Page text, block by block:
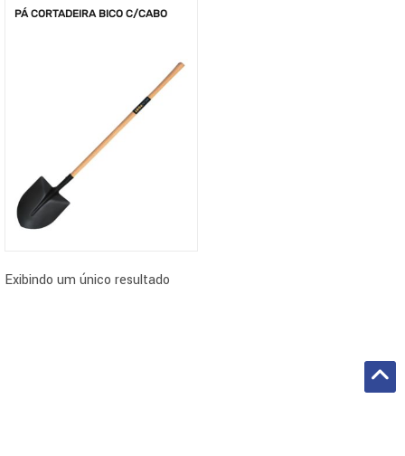
PÁ CORTADEIRA BICO C/CABO
Exibindo um único resultado